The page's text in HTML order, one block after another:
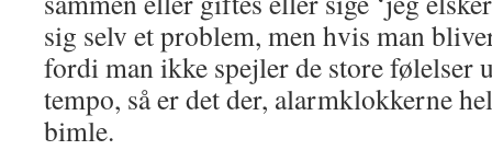
sig selv et problem, men hvis man
fordi man ikke spejler de store følelser
tempo, så er det der, alarmklokkerne
bimle.